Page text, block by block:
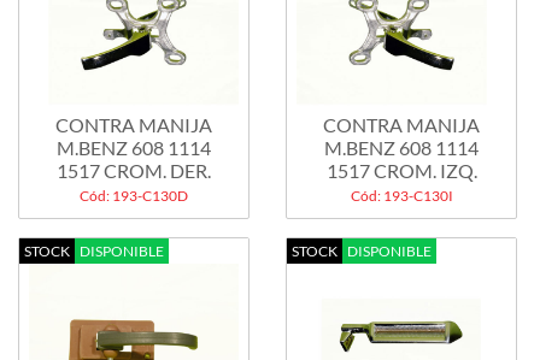
CONTRA MANIJA
M.BENZ 608 1114
1517 CROM. DER.
Cód: 193-C130D
CONTRA MANIJA
M.BENZ 608 1114
1517 CROM. IZQ.
Cód: 193-C130I
STOCK DISPONIBLE STOCK DISPONIBLE